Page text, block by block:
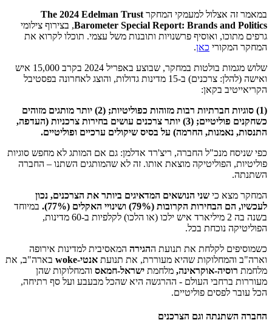
במאמר זה אצלול למעמקי המחקר The 2024 Edelman Trust
Barometer Special Report: Brands and Politics, בצירוף צילומי
גרפים מתוכו, ואוסיף פרשנויות ותובנות משל עצמי. תוכלו לקרוא את
המחקר המקורי כאן.
שלוש מגמות בולטות במחקר, שבוצע באפריל 2024 בקרב 15,000 איש
ואישה (להלן: צרכנים) ב-15 מדינות גדולות, והוצג לאחרונה בפסטיבל
הקריאייטיב בקאן:
(1) סוגיות חברתיות רבות מזוהות כפוליטיות; (2) יותר מותגים מזוהים
כשחקנים פוליטיים; (3) יותר צרכנים עושים בחירות צרכניות (העדפה,
התנסות, נאמנות, החרמה) על בסיס שיקולים ערכיים ופוליטיים.
כפי שניסח מנכ"ל החברה, ריצ'רד אדלמן: גם אם המותג לא מחפש סוגיות
פוליטיות, הפוליטיקה מוצאת אותו. זה לא שהמותגים השתנו – החברה
השתנתה.
המחקר מצא כי שני הנושאים המדאיגים ביותר את הצרכנים, נכון
לעכשיו, הם הבחירות הקרובות (79%) ושינויי האקלים (77%).
במיוחד
בשנה בה 2 מיליארד איש ילכו (או הלכו) לקלפיות ב-60 מדינות,
הפוליטיקה נוכחת בכל.
כשמוסיפים לקלחת את תנועת ההגירה המאסיבית למדינות אירופה
וארה"ב והמחלוקות שהיא מעוררת, את תנועת אנטי-woke
בארה"ב, את
מלחמת רוסיה-אוקראינה, מלחמת ישראל-חמאס והמחלוקות שהן
מעוררות ברחבי העולם - ההרגשה היא שהכל מבעבע ועל סף רתיחה,
הכל עובר לפסים פוליטיים.
החברה השתנתה וגם הצרכנים